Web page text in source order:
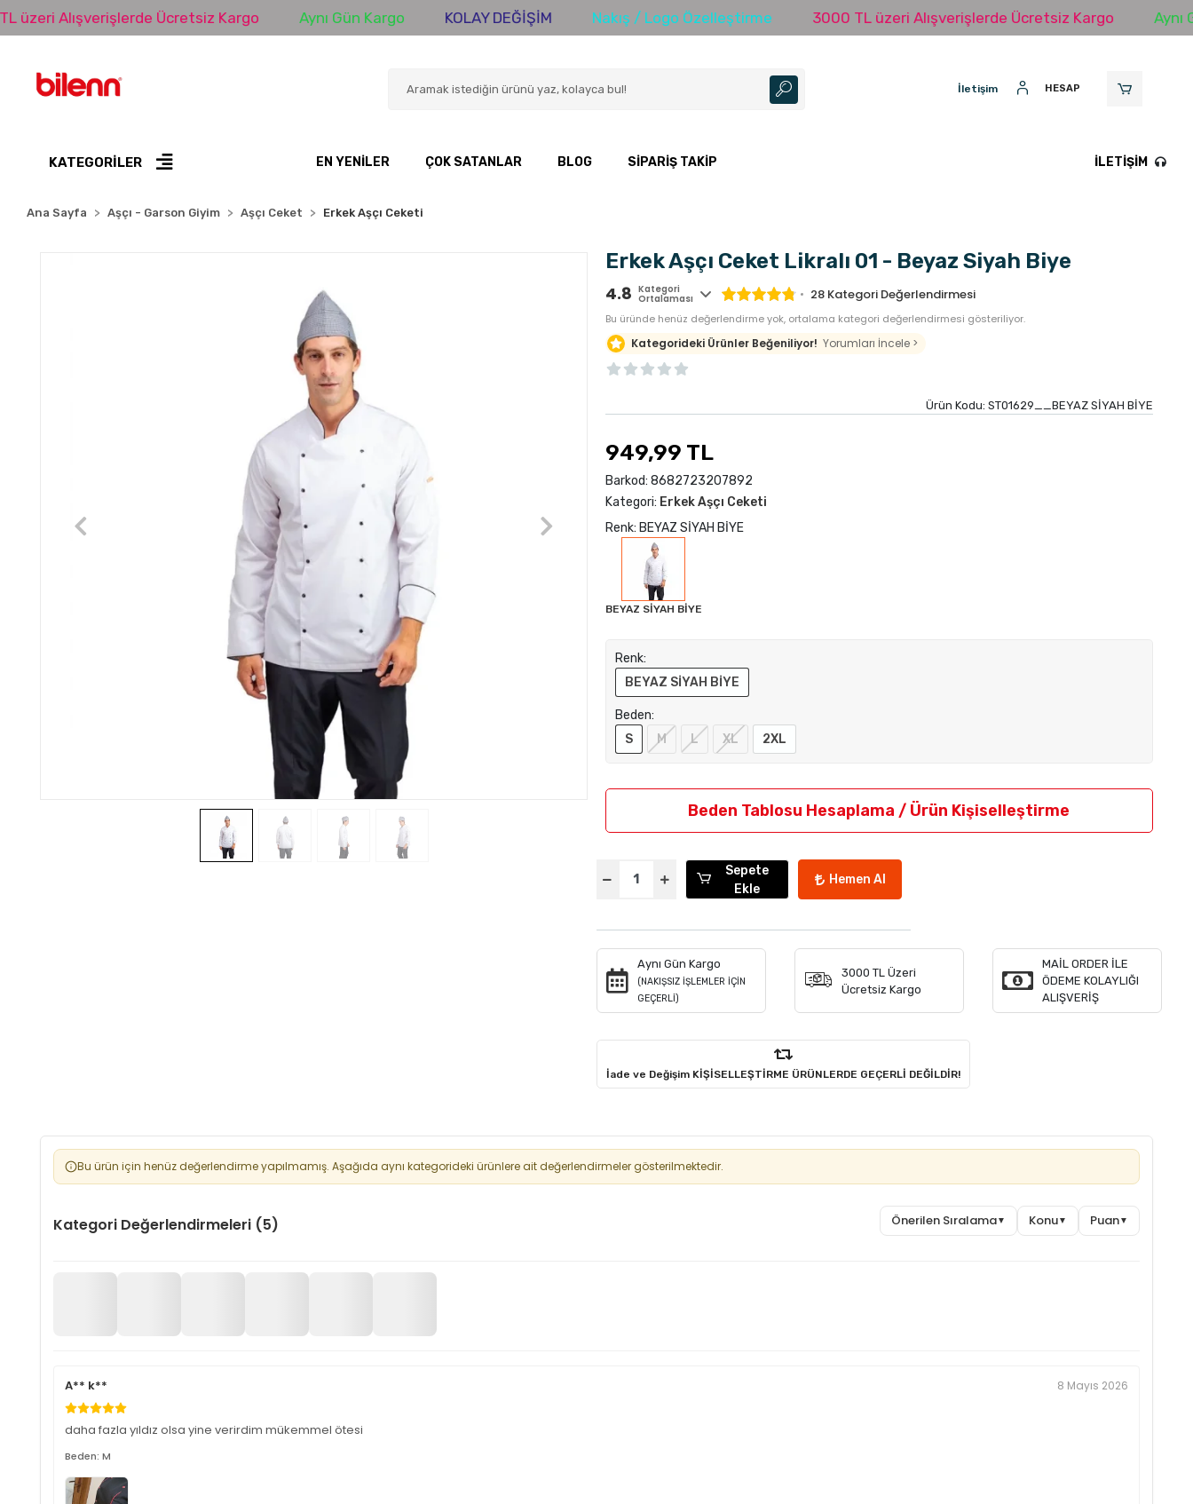
Alışverişlerde Ücretsiz Kargo Aynı Gün Kargo KOLAY DEĞİŞİM Nakış / Logo Özelleştirme 3000 TL üzeri Alışverişlerde Ücretsiz Kargo Aynı Gün
İletişim HESAP
KATEGORİLER EN YENILER ÇOK SATANLAR BLOG SIPARIŞ TAKIP İLETIŞIM
Ana Sayfa Aşçı - Garson Giyim Aşçı Ceket Erkek Aşçı Ceketi
Erkek Aşçı Ceket Likralı 01 - Beyaz Siyah Biye
4.8 Kategori
Ortalaması 28 Kategori Değerlendirmesi
Bu üründe henüz değerlendirme yok, ortalama kategori değerlendirmesi gösteriliyor.
Kategorideki Ürünler Beğeniliyor! Yorumları İncele >
Ürün Kodu: ST01629__BEYAZ SİYAH BİYE
949,99 TL
Barkod: 8682723207892
Kategori: Erkek Aşçı Ceketi
Renk: BEYAZ SİYAH BİYE
BEYAZ SİYAH BİYE
Renk:
BEYAZ SİYAH BİYE
Beden:
S
M L XL 2XL
Beden Tablosu Hesaplama / Ürün Kişiselleştirme
Sepete
Ekle
Hemen Al
Aynı Gün Kargo
(NAKIŞSIZ İŞLEMLER İÇİN
GEÇERLİ)
3000 TL Üzeri
Ücretsiz Kargo
MAİL ORDER İLE
ÖDEME KOLAYLIĞI
ALIŞVERİŞ
İade ve Değişim KİŞİSELLEŞTİRME ÜRÜNLERDE GEÇERLİ DEĞİLDİR!
Bu ürün için henüz değerlendirme yapılmamış. Aşağıda aynı kategorideki ürünlere ait değerlendirmeler gösterilmektedir.
Kategori Değerlendirmeleri (5) Önerilen Sıralama▼ Konu▼ Puan▼
A** k** 8 Mayıs 2026
daha fazla yıldız olsa yine verirdim mükemmel ötesi
Beden: M